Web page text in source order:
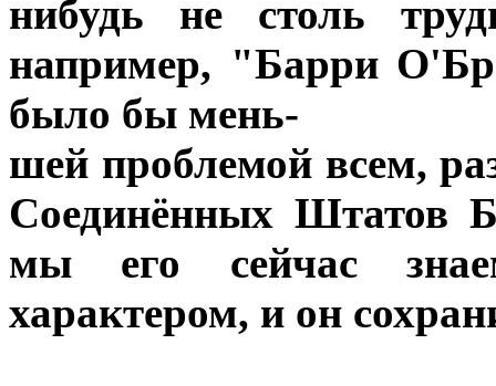
нибудь не столь
например, "Барри
было бы мень-
шей проблемой всем,
Соединённых Штатов
мы его сейчас
характером, и он